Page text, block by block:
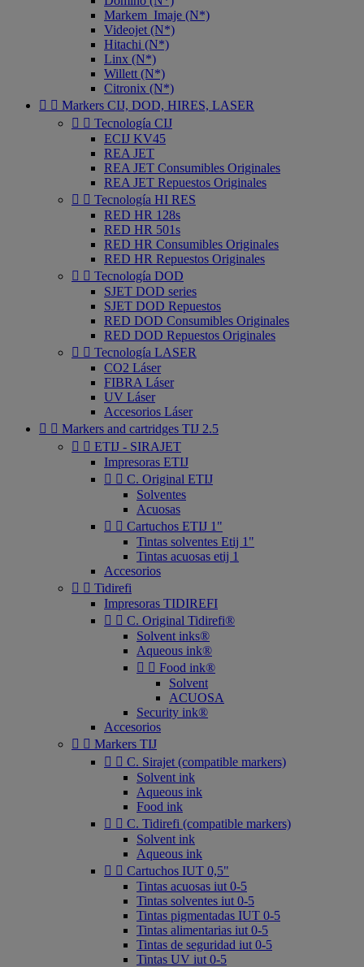
Markem_Imaje (N*)
Videojet (N*)
Hitachi (N*)
Linx (N*)
Willett (N*)
Citronix (N*)
  Markers CIJ, DOD, HIRES, LASER
  Tecnología CIJ
ECIJ KV45
REA JET
REA JET Consumibles Originales
REA JET Repuestos Originales
  Tecnología HI RES
RED HR 128s
RED HR 501s
RED HR Consumibles Originales
RED HR Repuestos Originales
  Tecnología DOD
SJET DOD series
SJET DOD Repuestos
RED DOD Consumibles Originales
RED DOD Repuestos Originales
  Tecnología LASER
CO2 Láser
FIBRA Láser
UV Láser
Accesorios Láser
  Markers and cartridges TIJ 2.5
  ETIJ - SIRAJET
Impresoras ETIJ
  C. Original ETIJ
Solventes
Acuosas
  Cartuchos ETIJ 1"
Tintas solventes Etij 1"
Tintas acuosas etij 1
Accesorios
  Tidirefi
Impresoras TIDIREFI
  C. Original Tidirefi®
Solvent inks®
Aqueous ink®
  Food ink®
Solvent
ACUOSA
Security ink®
Accesorios
  Markers TIJ
  C. Sirajet (compatible markers)
Solvent ink
Aqueous ink
Food ink
  C. Tidirefi (compatible markers)
Solvent ink
Aqueous ink
  Cartuchos IUT 0,5"
Tintas acuosas iut 0-5
Tintas solventes iut 0-5
Tintas pigmentadas IUT 0-5
Tintas alimentarias iut 0-5
Tintas de seguridad iut 0-5
Tintas UV iut 0-5